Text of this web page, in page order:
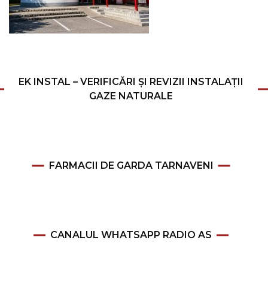
EK INSTAL – VERIFICĂRI ȘI REVIZII INSTALAȚII
GAZE NATURALE
FARMACII DE GARDA TARNAVENI
CANALUL WHATSAPP RADIO AS